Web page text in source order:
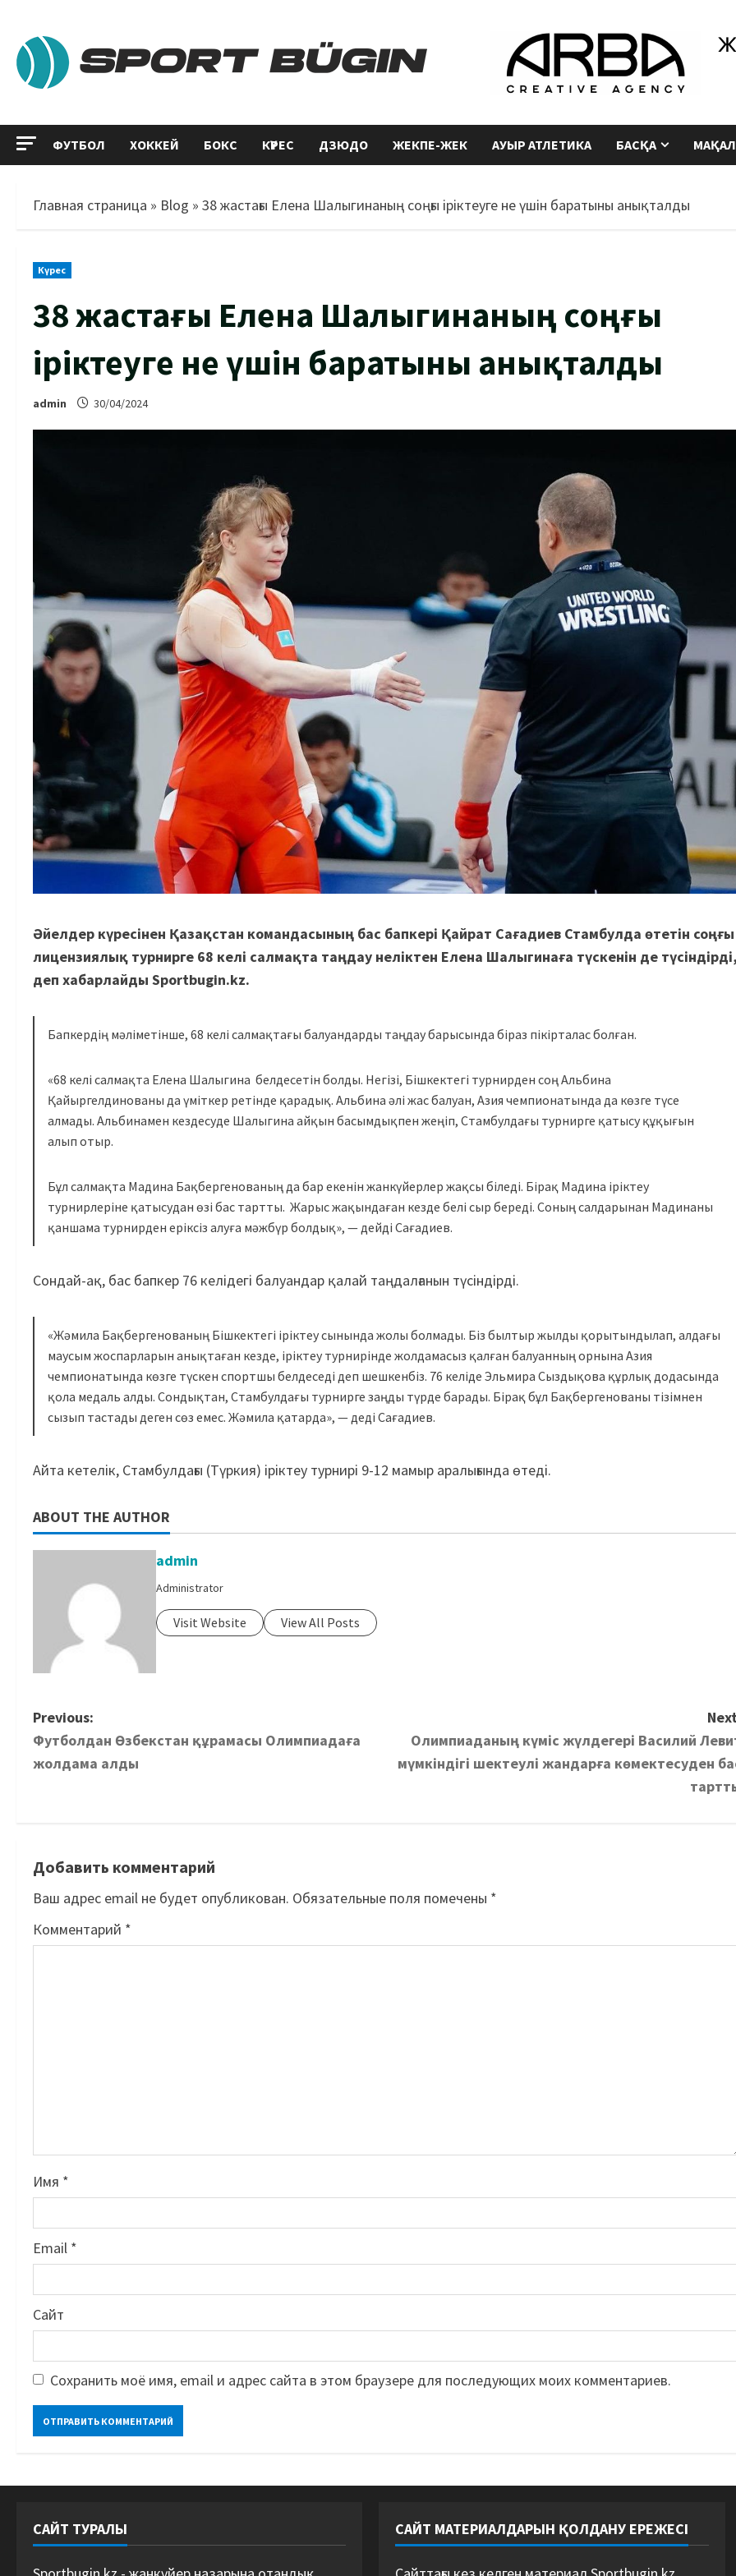
ФУТБОЛ ХОККЕЙ БОКС КҮРЕС ДЗЮДО ЖЕКПЕ-ЖЕК АУЫР АТЛЕТИКА БАСҚА
Главная страница » Blog » 38 жастағы Елена Шалыгинаның соңғы іріктеуге не үшін баратыны анықталды
Күрес
38 жастағы Елена Шалыгинаның соңғы
іріктеуге не үшін баратыны анықталды
admin 30/04/2024
Әйелдер күресінен Қазақстан командасының бас бапкері Қайрат Сағадиев Стамбулда өтетін соңғы
лицензиялық турнирге 68 келі салмақта таңдау неліктен Елена Шалыгинаға түскенін де түсіндірді,
деп хабарлайды Sportbugin.kz.
Бапкердің мәліметінше, 68 келі салмақтағы балуандарды таңдау барысында біраз пікірталас болған.
«68 келі салмақта Елена Шалыгина белдесетін болды. Негізі, Бішкектегі турнирден соң Альбина
Қайыргелдинованы да үміткер ретінде қарадық. Альбина әлі жас балуан, Азия чемпионатында да көзге түсе
алмады. Альбинамен кездесуде Шалыгина айқын басымдықпен жеңіп, Стамбулдағы турнирге қатысу құқығын
алып отыр.
Бұл салмақта Мадина Бақбергенованың да бар екенін жанкүйерлер жақсы біледі. Бірақ Мадина іріктеу
турнирлеріне қатысудан өзі бас тартты. Жарыс жақындаған кезде белі сыр береді. Соның салдарынан Мадинаны
қаншама турнирден еріксіз алуға мәжбүр болдық», — дейді Сағадиев.
Сондай-ақ, бас бапкер 76 келідегі балуандар қалай таңдалғанын түсіндірді.
«Жәмила Бақбергенованың Бішкектегі іріктеу сынында жолы болмады. Біз былтыр жылды қорытындылап, алдағы
маусым жоспарларын анықтаған кезде, іріктеу турнирінде жолдамасыз қалған балуанның орнына Азия
чемпионатында көзге түскен спортшы белдеседі деп шешкенбіз. 76 келіде Эльмира Сыздықова құрлық додасында
қола медаль алды. Сондықтан, Стамбулдағы турнирге заңды түрде барады. Бірақ бұл Бақбергенованы тізімнен
сызып тастады деген сөз емес. Жәмила қатарда», — деді Сағадиев.
Айта кетелік, Стамбулдағы (Түркия) іріктеу турнирі 9-12 мамыр аралығында өтеді.
ABOUT THE AUTHOR
admin
Administrator
Visit Website View All Posts
Previous:
Футболдан Өзбекстан құрамасы Олимпиадаға
жолдама алды
Олимпиаданың күміс жүлдегері Василий
мүмкіндігі шектеулі жандарға көмектесуден
Добавить комментарий
Ваш адрес email не будет опубликован. Обязательные поля помечены *
Комментарий *
Имя *
Email *
Сайт
Сохранить моё имя, email и адрес сайта в этом браузере для последующих моих комментариев.
САЙТ ТУРАЛЫ САЙТ МАТЕРИАЛДАРЫН ҚОЛДАНУ ЕРЕЖЕСІ